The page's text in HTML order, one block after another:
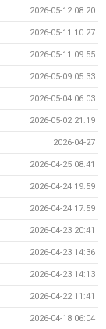
2026-05-12 08:20
2026-05-11 10:27
2026-05-11 09:55
2026-05-09 05:33
2026-05-04 06:03
2026-05-02 21:19
2026-04-27
2026-04-25 08:41
2026-04-24 19:59
2026-04-24 17:59
2026-04-23 20:41
2026-04-23 14:36
2026-04-23 14:13
2026-04-22 11:41
2026-04-18 06:04